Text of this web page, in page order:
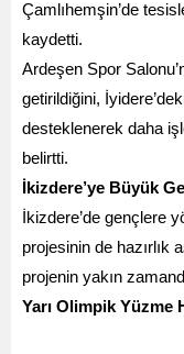
Çamlıhemşin’de
kaydetti.
Ardeşen Spor
getirildiğini,
desteklenerek daha
belirtti.
İkizdere’ye Büyük
İkizdere’de gençlere
projesinin de hazırlık
projenin yakın
Yarı Olimpik Yüzme